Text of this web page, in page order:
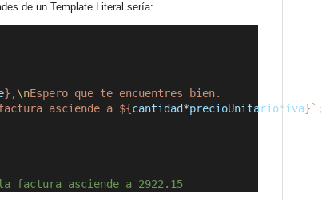
de un Template Literal sería:
},\nEspero que te encuentres bien.
asciende a ${cantidad*precioUnitario*iva}` ;
factura asciende a 2922.15